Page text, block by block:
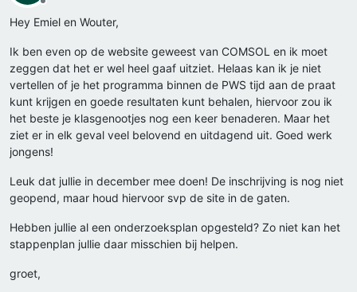
Offline
Hey Emiel en Wouter,
Ik ben even op de website geweest van COMSOL en ik moet
zeggen dat het er wel heel gaaf uitziet. Helaas kan ik je niet
vertellen of je het programma binnen de PWS tijd aan de praat
kunt krijgen en goede resultaten kunt behalen, hiervoor zou ik
het beste je klasgenootjes nog een keer benaderen. Maar het
ziet er in elk geval veel belovend en uitdagend uit. Goed werk
jongens!
Leuk dat jullie in december mee doen! De inschrijving is nog niet
geopend, maar houd hiervoor svp de site in de gaten.
Hebben jullie al een onderzoeksplan opgesteld? Zo niet kan het
stappenplan jullie daar misschien bij helpen.
groet,